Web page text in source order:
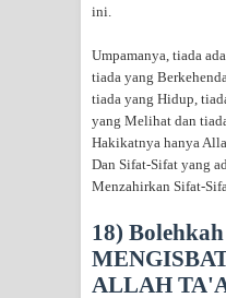
ini.
Umpamanya, tiada
tiada yang
tiada yang Hidup,
yang Melihat dan
Hakikatnya hanya
Dan Sifat-Sifat yang
Menzahirkan Sifat-
18) Bolehkah
ALLAH